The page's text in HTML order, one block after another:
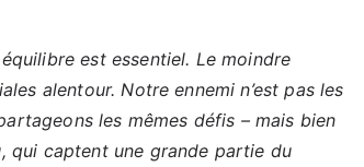
est essentiel. Le moindre
alentour. Notre ennemi n’est pas les
les mêmes défis – mais bien
qui captent une grande partie du